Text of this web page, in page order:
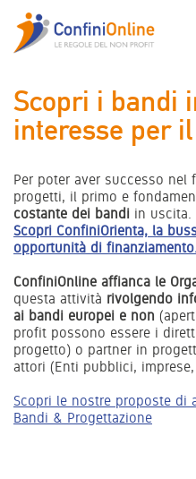
Scopri i bandi
interesse per
Per poter aver successo nel
progetti, il primo e
costante dei bandi in uscita.
Scopri ConfiniOrienta, la
opportunità di
ConfiniOnline affianca le
questa attività rivolgendo
ai bandi europei e non
profit possono essere i
progetto) o partner in
attori (Enti pubblici, imprese,
Scopri le nostre proposte di
Bandi & Progettazione